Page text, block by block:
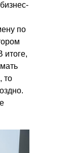
по
итоге,
то